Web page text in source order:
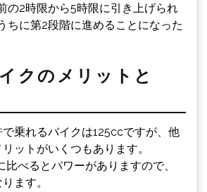
の2時限から5時限に引き上げられ
ちに第2段階に進めることになった
クのメリットと
乗れるバイクは125ccですが、他
ットがいくつもあります。
べるとパワーがありますので、
ます。